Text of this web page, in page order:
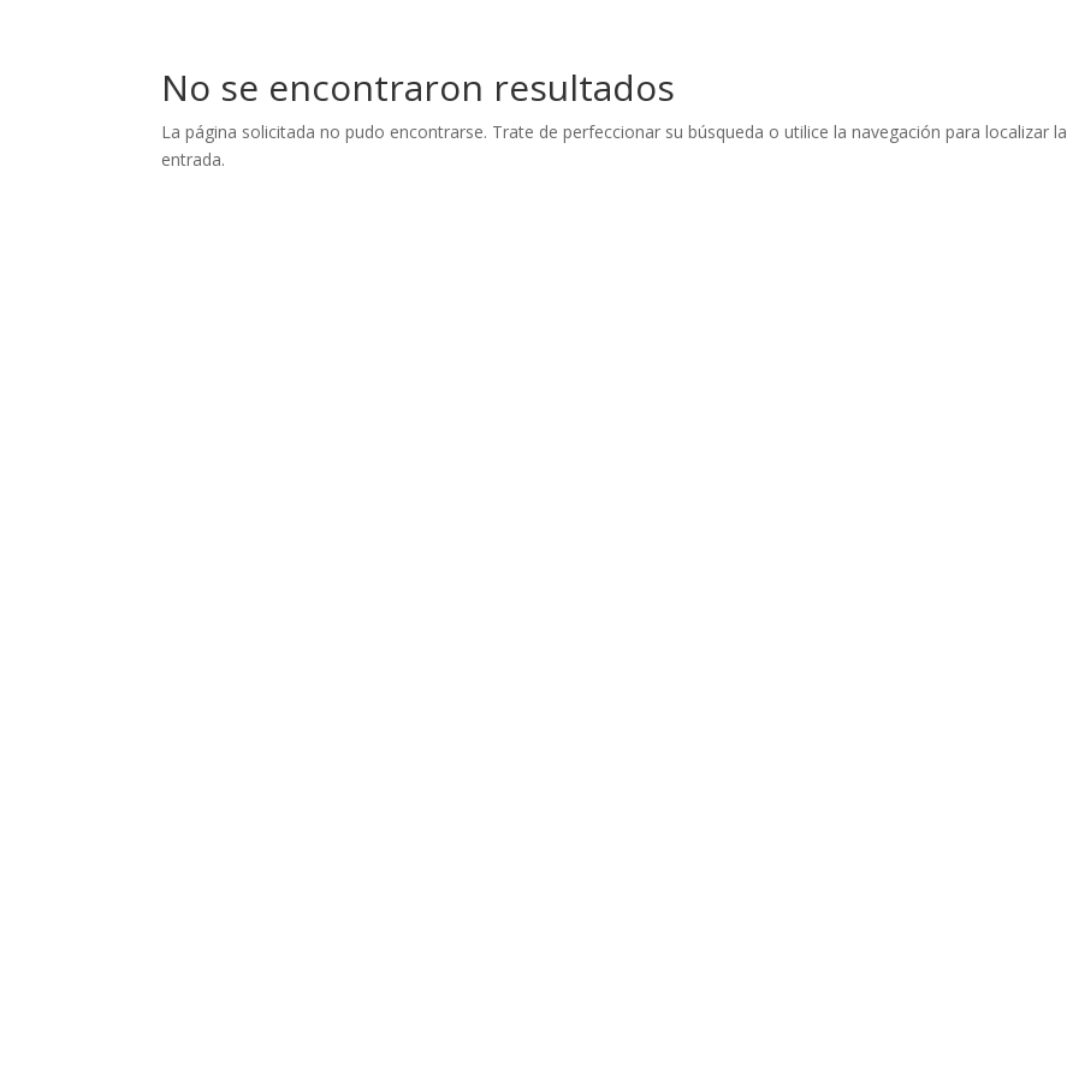
No se encontraron resultados
La página solicitada no pudo encontrarse. Trate de perfeccionar su búsqueda o utilice la navegación para localizar la
entrada.